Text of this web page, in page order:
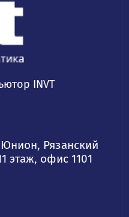
INVT
Рязанский
этаж, офис 1101